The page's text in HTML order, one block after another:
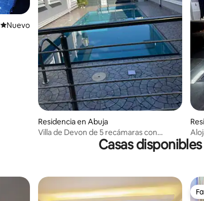
Nuevo alojamiento
Nuevo
Residencia en Abuja
Villa de Devon de 5 recámaras con
alberca, cerrada en Sun City Abuja
Casas